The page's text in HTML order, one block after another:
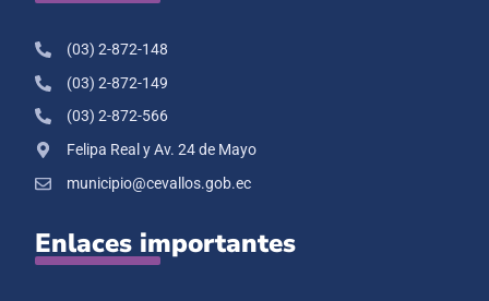
(03) 2-872-148
(03) 2-872-149
(03) 2-872-566
Felipa Real y Av. 24 de Mayo
municipio@cevallos.gob.ec
Enlaces importantes